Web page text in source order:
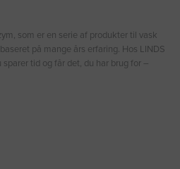
som er en serie af produkter til vask
på mange års erfaring. Hos LINDS
tid og får det, du har brug for –